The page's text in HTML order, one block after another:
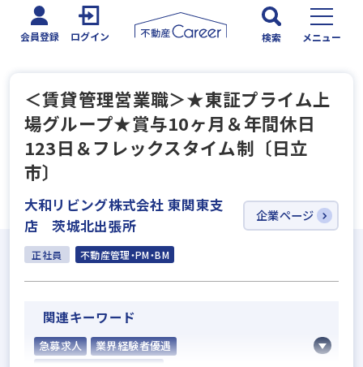
会員登録 ログイン 検索 メニュー
＜賃貸管理営業職＞★東証プライム上
場グループ★賞与10ヶ月＆年間休日
123日＆フレックスタイム制〔日立
市〕
大和リビング株式会社 東関東支
店 茨城北出張所
企業ページ
正社員 不動産管理・PM・BM
関連キーワード
急募求人
業界経験者優遇